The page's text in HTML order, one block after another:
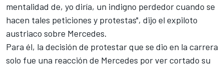
mentalidad de, yo diría, un indigno perdedor cuando se
hacen tales peticiones y protestas", dijo el expiloto
austriaco sobre Mercedes.
Para él, la decisión de protestar que se dio en la carrera
solo fue una reacción de Mercedes por ver cortado su